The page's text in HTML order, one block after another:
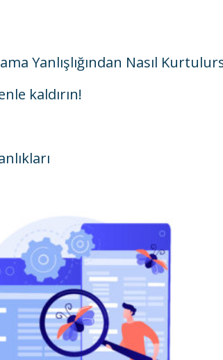
Yanlışlığından Nasıl
kaldırın!